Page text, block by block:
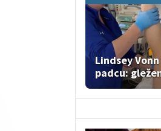
Lindsey
padcu: